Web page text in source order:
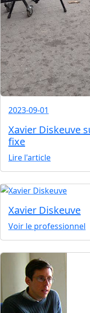
2023-09-01
Xavier Diskeuve
fixe
Lire l'article
Xavier Diskeuve
Voir le professionnel